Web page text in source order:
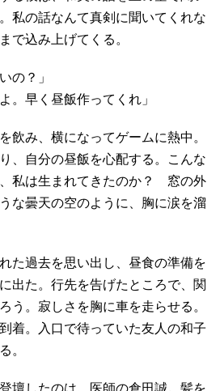
私の話なんて真剣に聞いてくれな
で込み上げてくる。
の？」
。早く昼飯作ってくれ」
飲み、横になってゲームに熱中。
、自分の昼飯を心配する。こんな
私は生まれてきたのか？ 窓の外
な曇天の空のように、胸に涙を溜
た過去を思い出し、昼食の準備を
出た。行先を告げたところで、関
う。寂しさを胸に車を走らせる。
着。入口で待っていた友人の和子
。
壇したのは、医師の倉田誠。髪を